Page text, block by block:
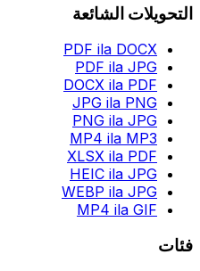
التحويلات الشائعة
PDF ila DOCX
PDF ila JPG
DOCX ila PDF
JPG ila PNG
PNG ila JPG
MP4 ila MP3
XLSX ila PDF
HEIC ila JPG
WEBP ila JPG
MP4 ila GIF
فئات